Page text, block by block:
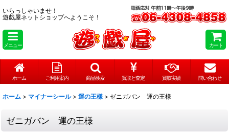
いらっしゃいませ！
遊戯屋ネットショップへようこそ！
メニュー カート
ホーム ご利用案内 商品検索 買取と査定 買取実績 問い合わせ
ホーム > マイナーシール > 運の王様 > ゼニガバン 運の王様
ゼニガバン 運の王様